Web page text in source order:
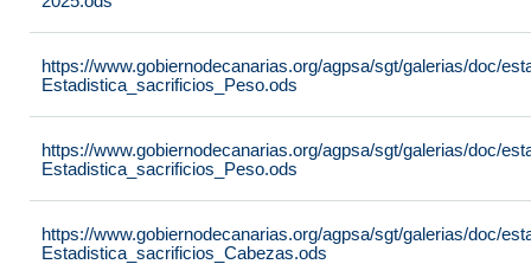
https://www.gobiernodecanarias.org/agpsa/sgt/galerias/doc/
Estadistica_sacrificios_Peso.ods
https://www.gobiernodecanarias.org/agpsa/sgt/galerias/doc/
Estadistica_sacrificios_Peso.ods
https://www.gobiernodecanarias.org/agpsa/sgt/galerias/doc/
Estadistica_sacrificios_Cabezas.ods